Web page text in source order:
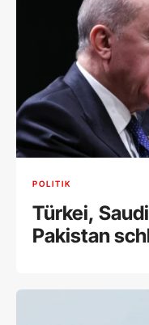
POLITIK
Türkei,
Pakistan